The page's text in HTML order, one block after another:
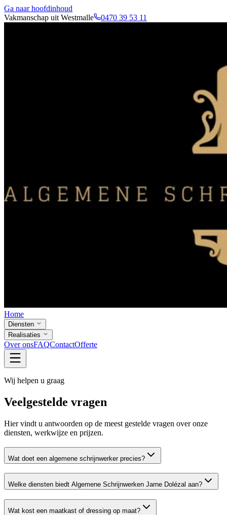
Ga naar hoofdinhoud
Vakmanschap uit Westmalle
0470 39 53 11
Home
Diensten
Realisaties
Over onsFAQContactOfferte
Wij helpen u graag
Veelgestelde vragen
Hier vindt u antwoorden op de meest gestelde vragen over onze
diensten, werkwijze en prijzen.
Wat doet een algemene schrijnwerker precies?
Welke diensten biedt Algemene Schrijnwerken Jarne Dolézal aan?
Wat kost een maatkast of dressing op maat?